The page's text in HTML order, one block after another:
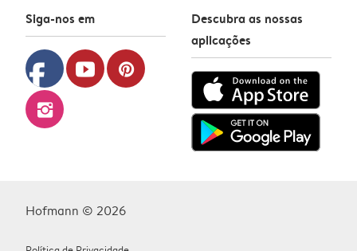
Siga-nos em
facebook youtube pinterest
instagram
Descubra as nossas
aplicações
Hofmann © 2026